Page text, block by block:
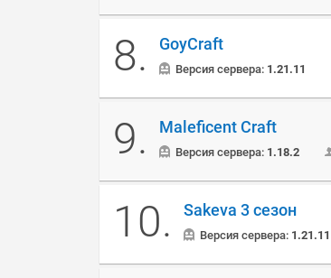
8. GoyCraft
Версия сервера: 1.21.11
9. Maleficent Craft
Версия сервера: 1.18.2
10. Sakeva 3 сезон
Версия сервера: 1.21.11